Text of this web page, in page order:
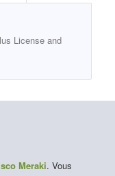
License and
Meraki. Vous